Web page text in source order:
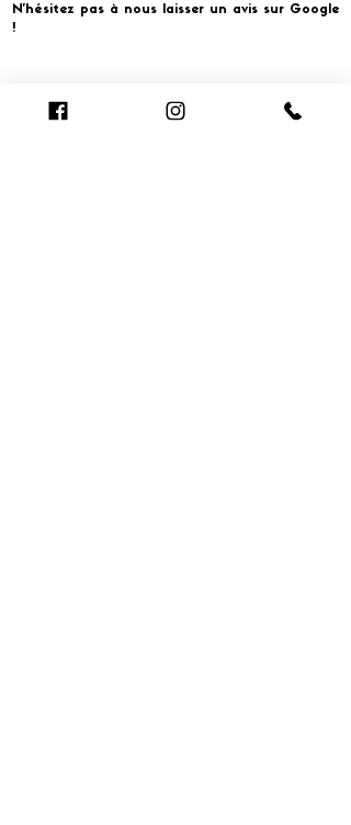
N'hésitez pas à nous laisser un avis sur Google
!
Cliquer pour laisser un avis